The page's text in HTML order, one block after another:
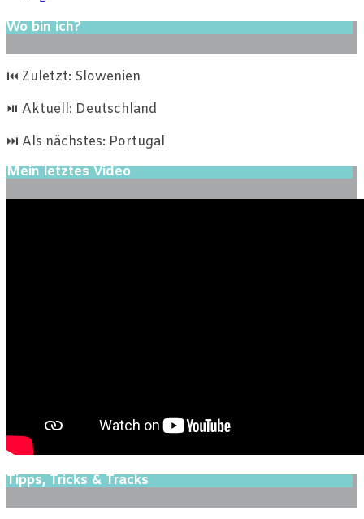
Wo bin ich?
⏮ Zuletzt: Slowenien
⏯ Aktuell: Deutschland
⏭ Als nächstes: Portugal
Mein letztes Video
Tipps, Tricks & Tracks